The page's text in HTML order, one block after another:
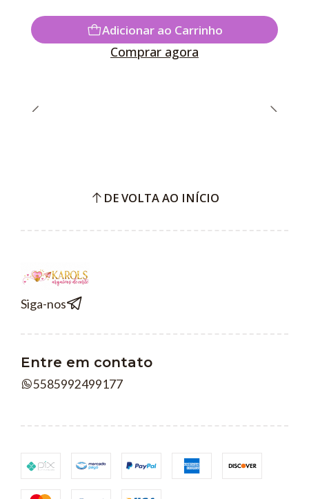
Adicionar ao Carrinho
Comprar agora
DE VOLTA AO INÍCIO
Siga-nos
Entre em contato
5585992499177